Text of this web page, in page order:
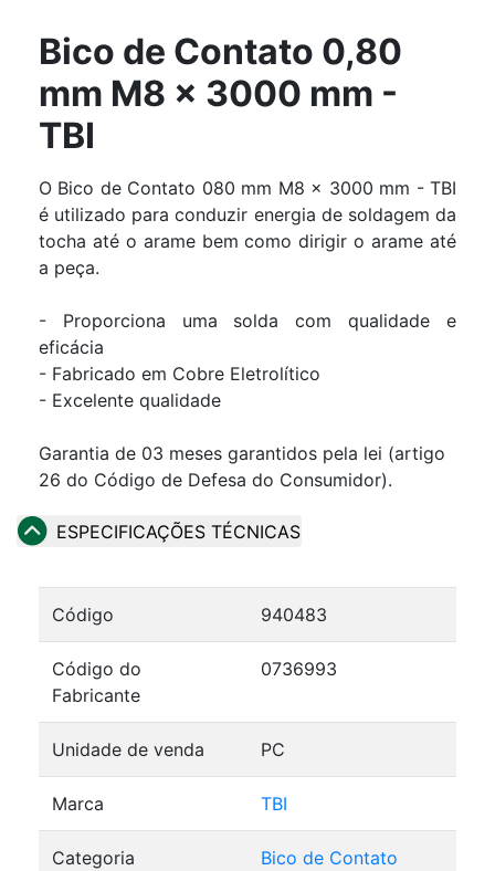
Bico de Contato 0,80
mm M8 x 3000 mm -
TBI
O Bico de Contato 080 mm M8 x 3000 mm - TBI
é utilizado para conduzir energia de soldagem da
tocha até o arame bem como dirigir o arame até
a peça.
- Proporciona uma solda com qualidade e
eficácia
- Fabricado em Cobre Eletrolítico
- Excelente qualidade
Garantia de 03 meses garantidos pela lei (artigo
26 do Código de Defesa do Consumidor).
ESPECIFICAÇÕES TÉCNICAS
Código 940483
Código do
Fabricante
0736993
Unidade de venda PC
Marca TBI
Categoria Bico de Contato